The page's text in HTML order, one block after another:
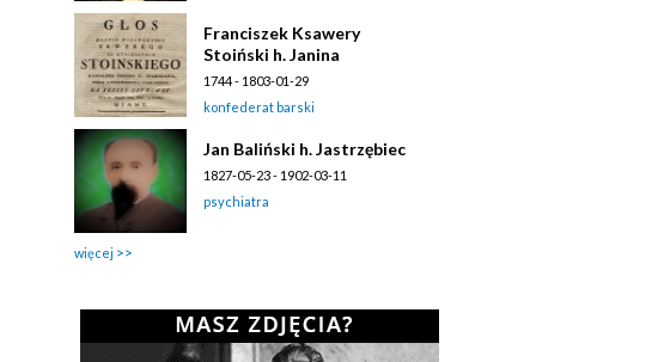
Franciszek Ksawery
Stoiński h. Janina
1744 - 1803-01-29
konfederat barski
Jan Baliński h. Jastrzębiec
1827-05-23 - 1902-03-11
psychiatra
więcej